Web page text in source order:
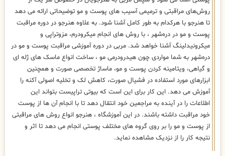
روش‌های مراقبتی و ترمیمی آسیب های پوست و مو توضیحاتی ارائه می دهد
تا هنرجو با هرکدام به طور کامل آشنا شود. به علاوه هنرجو در دوره مراقبت
پوست و مو در دره‌شهر ، با روش های انجام میکرودرم، مزوتراپی و
میکرونیدلینگ آشنا خواهد شد. مربی در دوره آموزشی مراقبت پوست و مو در
دره‌شهر به شما مواردی چون هیدرودرمی مو ، ساخت انواع ماسک های ژله ای
و گیاهی، ویتامینه کردن پوست و مو، ماساژ تخصصی صورت و همچنین
ابزارهای مورد استفاده در فشیال صورت، کاهش لک و تخلیه اصولی آکنه را
آموزش می دهد. این کار برای این است که بیوتی تراپیست بتواند این
اطلاعات را در آینده به مراجعین خود انتقال دهد تا با انجام آن ها از پوست
خود مراقبت داشته باشند. در این آموزشگاه ، هنرجو انواع روش های مراقبتی
از پوست و مو را بر روی گروه های مختلف پوستی انجام می دهد تا اثر و
نتیجه کار را از نزدیک مشاهده نماید.